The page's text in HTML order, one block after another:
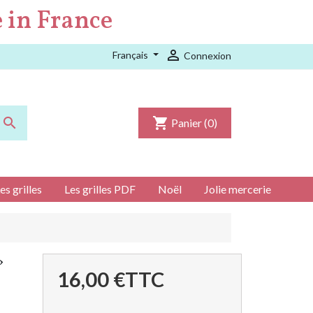
in France
Français  Connexion
 shopping_cart Panier(0)
grilles Les grilles PDF Noël Jolie mercerie
16,00 €TTC